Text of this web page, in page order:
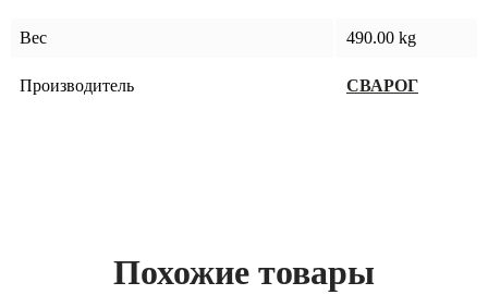
Вес 490.00 kg
Производитель СВАРОГ
Похожие товары